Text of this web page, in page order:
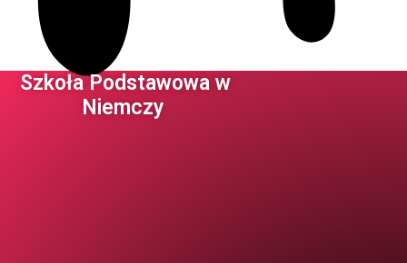
Szkoła Podstawowa w
Niemczy ​